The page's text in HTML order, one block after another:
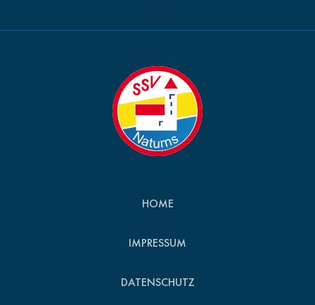
HOME
IMPRESSUM
DATENSCHUTZ